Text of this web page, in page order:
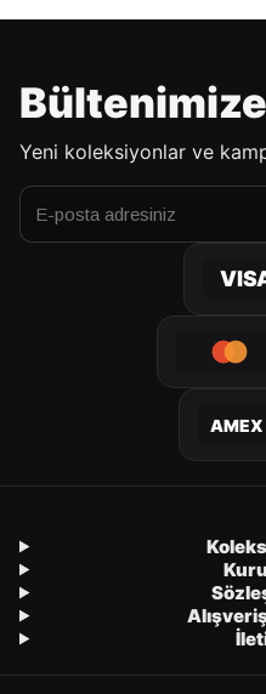
Yeni koleksiyonlar ve
AMEX